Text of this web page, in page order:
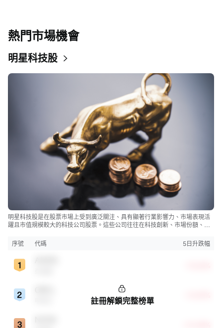
熱門市場機會
明星科技股
明星科技股是在股票市場上受到廣泛關注、具有顯著行業影響力、市場表現活
躍且市值規模較大的科技公司股票。這些公司往往在科技創新、市場份額、品
市，特別是科技行業板塊乃至全球經濟具有顯著影響。
序號 代碼 5日升跌幅
註冊解鎖完整榜單